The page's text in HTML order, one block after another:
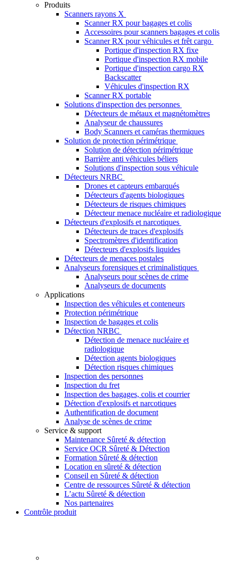
Produits
Scanners rayons X
Scanner RX pour bagages et colis
Accessoires pour scanners bagages et colis
Scanner RX pour véhicules et frêt cargo
Portique d'inspection RX fixe
Portique d'inspection RX mobile
Portique d'inspection cargo RX
Backscatter
Véhicules d'inspection RX
Scanner RX portable
Solutions d'inspection des personnes
Détecteurs de métaux et magnétomètres
Analyseur de chaussures
Body Scanners et caméras thermiques
Solution de protection périmétrique
Solution de détection périmétrique
Barrière anti véhicules béliers
Solutions d'inspection sous véhicule
Détecteurs NRBC
Drones et capteurs embarqués
Détecteurs d'agents biologiques
Détecteurs de risques chimiques
Détecteur menace nucléaire et radiologique
Détecteurs d'explosifs et narcotiques
Détecteurs de traces d'explosifs
Spectromètres d'identification
Détecteurs d'explosifs liquides
Détecteurs de menaces postales
Analyseurs forensiques et criminalistiques
Analyseurs pour scènes de crime
Analyseurs de documents
Applications
Inspection des véhicules et conteneurs
Protection périmétrique
Inspection de bagages et colis
Détection NRBC
Détection de menace nucléaire et
radiologique
Détection agents biologiques
Détection risques chimiques
Inspection des personnes
Inspection du fret
Inspection des bagages, colis et courrier
Détection d'explosifs et narcotiques
Authentification de document
Analyse de scènes de crime
Service & support
Maintenance Sûreté & détection
Service OCR Sûreté & Détection
Formation Sûreté & détection
Location en sûreté & détection
Conseil en Sûreté & détection
Centre de ressources Sûreté & détection
L’actu Sûreté & détection
Nos partenaires
Contrôle produit